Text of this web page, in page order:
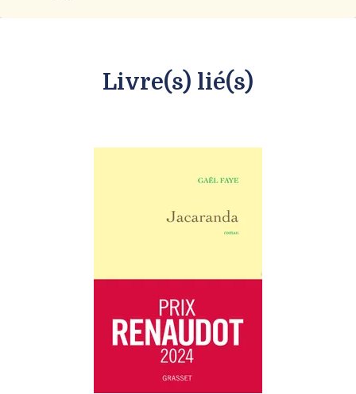
Livre(s) lié(s)